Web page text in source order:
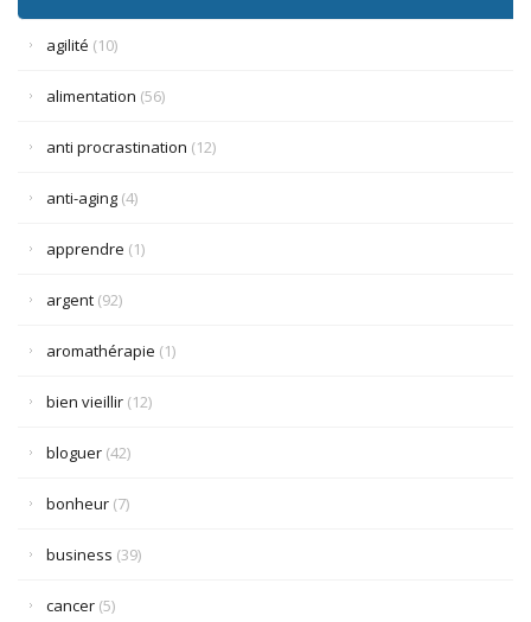
agilité (10)
alimentation (56)
anti procrastination (12)
anti-aging (4)
apprendre (1)
argent (92)
aromathérapie (1)
bien vieillir (12)
bloguer (42)
bonheur (7)
business (39)
cancer (5)